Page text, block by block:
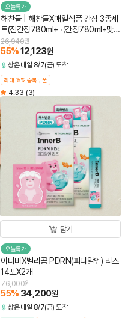
오늘특가
해찬들 | 해찬들X매일식품 간장 3종세
트(진간장780ml+국간장780ml+맛간
장소스450ml)
26,940원
55%12,123원
상온 내일 8/7(금) 도착
최대 15% 중복쿠폰
4.33 (3)
담기
오늘특가
이너비X벨리곰 PDRN(피디알엔) 리즈
14포X2개
76,000원
55% 34,200원
상온 내일 8/7(금) 도착